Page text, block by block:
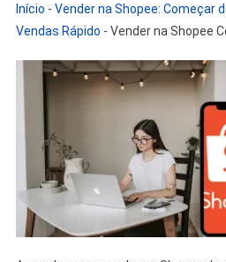
Início - Vender na Shopee: Começar
Vendas Rápido - Vender na Shopee